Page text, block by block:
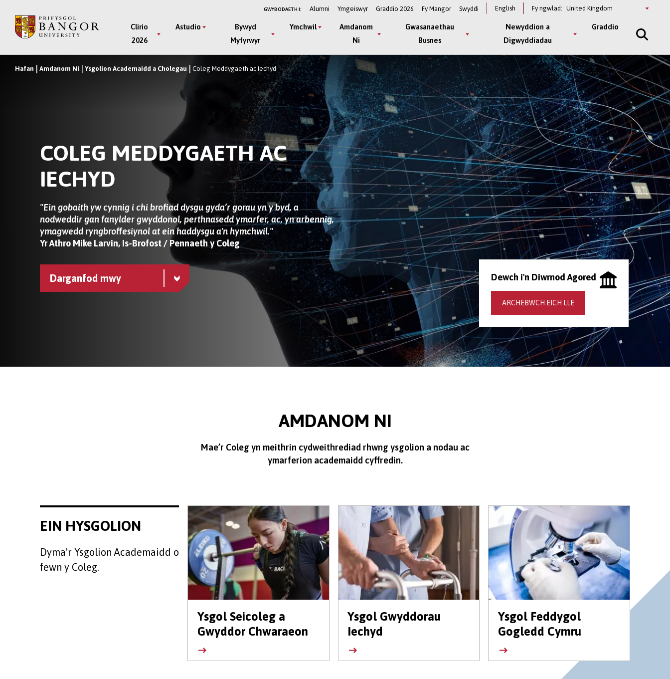
GWYBODAETH I: Alumni Ymgeiswyr Graddio 2026 Fy Mangor Swyddi English Fy ngwlad: Select
Main
Menu
Clirio
2026
Astudio
Bywyd
Myfyrwyr
Ymchwil
Amdanom
Ni
Gwasanaethau
Busnes
Newyddion a
Digwyddiadau
Graddio
Breadcrumb
Hafan Amdanom Ni Ysgolion Academaidd a Cholegau Coleg Meddygaeth ac Iechyd
COLEG MEDDYGAETH AC
IECHYD
"Ein gobaith yw cynnig i chi brofiad dysgu gyda’r gorau yn y byd, a
nodweddir gan fanylder gwyddonol, perthnasedd ymarfer, ac, yn arbennig,
ymagwedd ryngbroffesiynol at ein haddysgu a'n hymchwil."
Yr Athro Mike Larvin, Is-Brofost / Pennaeth y Coleg
Darganfod mwy Dewch i'n Diwrnod Agored
ARCHEBWCH EICH LLE
AMDANOM NI
Mae’r Coleg yn meithrin cydweithrediad rhwng ysgolion a nodau ac
ymarferion academaidd cyffredin.
EIN HYSGOLION
Dyma'r Ysgolion Academaidd o
fewn y Coleg.
Ysgol Seicoleg a
Gwyddor Chwaraeon
Ysgol Gwyddorau
Iechyd
Ysgol Feddygol
Gogledd Cymru